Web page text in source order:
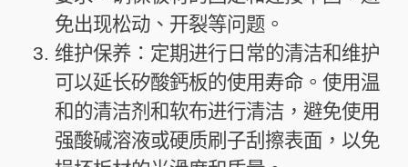
免出现松动、开裂等问题。
维护保养：定期进行日常的清洁和维护
可以延长矽酸鈣板的使用寿命。使用温
和的清洁剂和软布进行清洁，避免使用
强酸碱溶液或硬质刷子刮擦表面，以免